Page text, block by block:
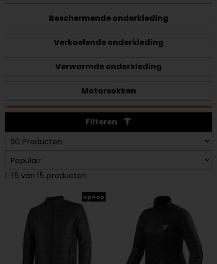
Beschermende onderkleding
Verkoelende onderkleding
Verwarmde onderkleding
Motorsokken
Filteren
1-15 van 15 producten
op=op